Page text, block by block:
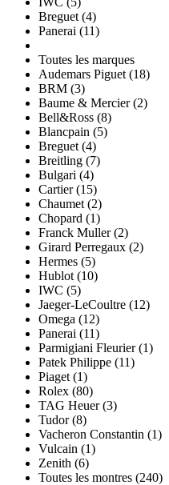
Breguet (4)
Panerai (11)
Toutes les marques
Audemars Piguet (18)
BRM (3)
Baume & Mercier (2)
Bell&Ross (8)
Blancpain (5)
Breguet (4)
Breitling (7)
Bulgari (4)
Cartier (15)
Chaumet (2)
Chopard (1)
Franck Muller (2)
Girard Perregaux (2)
Hermes (5)
Hublot (10)
IWC (5)
Jaeger-LeCoultre (12)
Omega (12)
Panerai (11)
Parmigiani Fleurier (1)
Patek Philippe (11)
Piaget (1)
Rolex (80)
TAG Heuer (3)
Tudor (8)
Vacheron Constantin (1)
Vulcain (1)
Zenith (6)
Toutes les montres (240)